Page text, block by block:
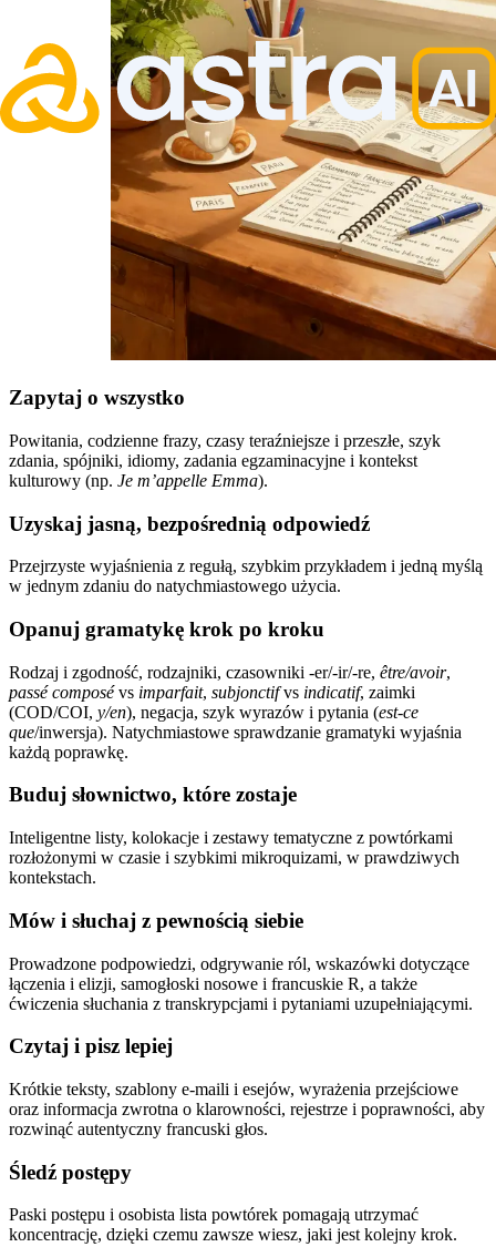
Zapytaj o wszystko
Powitania, codzienne frazy, czasy teraźniejsze i przeszłe, szyk
zdania, spójniki, idiomy, zadania egzaminacyjne i kontekst
kulturowy (np. Je m’appelle Emma).
Uzyskaj jasną, bezpośrednią odpowiedź
Przejrzyste wyjaśnienia z regułą, szybkim przykładem i jedną myślą
w jednym zdaniu do natychmiastowego użycia.
Opanuj gramatykę krok po kroku
Rodzaj i zgodność, rodzajniki, czasowniki -er/-ir/-re, être/avoir,
passé composévs imparfait, subjonctifvs indicatif, zaimki
(COD/COI, y/en), negacja, szyk wyrazów i pytania (est-ce
que/inwersja). Natychmiastowe sprawdzanie gramatyki wyjaśnia
każdą poprawkę.
Buduj słownictwo, które zostaje
Inteligentne listy, kolokacje i zestawy tematyczne z powtórkami
rozłożonymi w czasie i szybkimi mikroquizami, w prawdziwych
kontekstach.
Mów i słuchaj z pewnością siebie
Prowadzone podpowiedzi, odgrywanie ról, wskazówki dotyczące
łączenia i elizji, samogłoski nosowe i francuskie R, a także
ćwiczenia słuchania z transkrypcjami i pytaniami uzupełniającymi.
Czytaj i pisz lepiej
Krótkie teksty, szablony e-maili i esejów, wyrażenia przejściowe
oraz informacja zwrotna o klarowności, rejestrze i poprawności, aby
rozwinąć autentyczny francuski głos.
Śledź postępy
Paski postępu i osobista lista powtórek pomagają utrzymać
koncentrację, dzięki czemu zawsze wiesz, jaki jest kolejny krok.